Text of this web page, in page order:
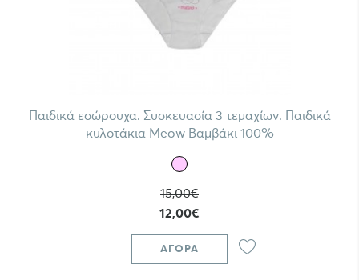
Παιδικά εσώρουχα. Συσκευασία 3 τεμαχίων. Παιδικά
κυλοτάκια Meow Βαμβάκι 100%
15,00€
12,00€
ΑΓΟΡΆ